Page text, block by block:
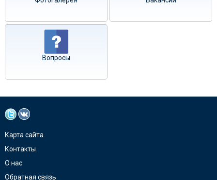
Вопросы
Карта сайта
Контакты
О нас
Обратная связь